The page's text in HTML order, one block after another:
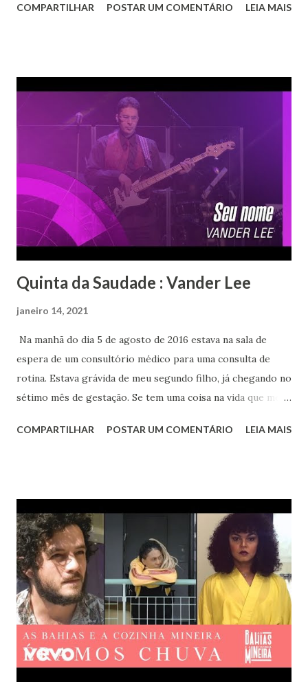
14.017/2020 . O projeto tem como intuito “manter acesa a
compositora Sabrina Pacca, que atua artisticamente há 20
anos em Mogi das Cruzes, mostrou uma canção com uma
mensagem doce e enigmática. A canção faz parte do disco
‘Canela’, contemplado com recursos da Lei Aldir Blanc e
previsto para ser gravado em 2021, pelo Estúdio Municipal
de Áudio e Música (Emam), em Mogi das Cruzes. O álbum
terá ainda outras composições da dupla, como a faixa-título
e ‘Eu Vi’, além de letras assinadas por outros nomes da
região, como Rui Pon...
COMPARTILHAR POSTAR UM COMENTÁRIO LEIA MAIS
Quinta da Saudade : Vander Lee
janeiro 14, 2021
Na manhã do dia 5 de agosto de 2016 estava na sala de
espera de um consultório médico para uma consulta de
rotina. Estava grávida de meu segundo filho, já chegando no
sétimo mês de gestação. Se tem uma coisa na vida que me
Tenho a chamada "síndrome do jaleco branco" e a espera
Porém isso é algo que a tecnologia nos tirou, pois neste
dia todos que ali estavam se comunicavam com o celular.
Vendo que não teria outra opção e não tinha levado um
livro companheiro peguei meu celular e abri no Facebook e
num impacto tremi: Vander Lee , cantor que eu tanto
admirava tinha acabado de falecer. Voltei imediatamente
para o ano de 2003, ainda estudante de Comunicação Social
e desde sempre apaixonada por música. Ouvinte frequente
da Nova Brasil FM acabara de escutar Onde D...
COMPARTILHAR POSTAR UM COMENTÁRIO LEIA MAIS